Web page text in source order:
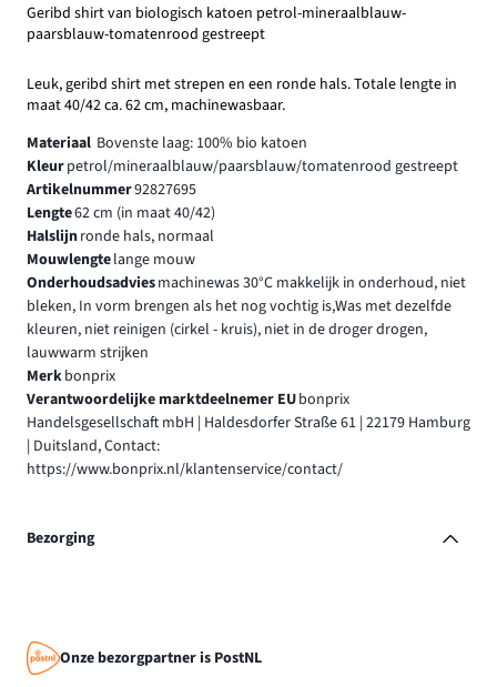
Geribd shirt van biologisch katoen petrol-mineraalblauw-
paarsblauw-tomatenrood gestreept
Leuk, geribd shirt met strepen en een ronde hals. Totale lengte in
maat 40/42 ca. 62 cm, machinewasbaar.
Materiaal Bovenste laag: 100% bio katoen
Kleurpetrol/mineraalblauw/paarsblauw/tomatenrood gestreept
Artikelnummer92827695
Lengte62 cm (in maat 40/42)
Halslijnronde hals, normaal
Mouwlengtelange mouw
Onderhoudsadviesmachinewas 30°C makkelijk in onderhoud, niet
bleken, In vorm brengen als het nog vochtig is,Was met dezelfde
kleuren, niet reinigen (cirkel - kruis), niet in de droger drogen,
lauwwarm strijken
Merkbonprix
Verantwoordelijke marktdeelnemer EUbonprix
Handelsgesellschaft mbH | Haldesdorfer Straße 61 | 22179 Hamburg
| Duitsland, Contact:
https://www.bonprix.nl/klantenservice/contact/
Bezorging
Onze bezorgpartner is PostNL